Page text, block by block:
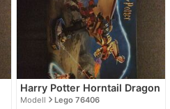
Harry Potter Horntail Dragon
Modellnavigate_nextLego 76406